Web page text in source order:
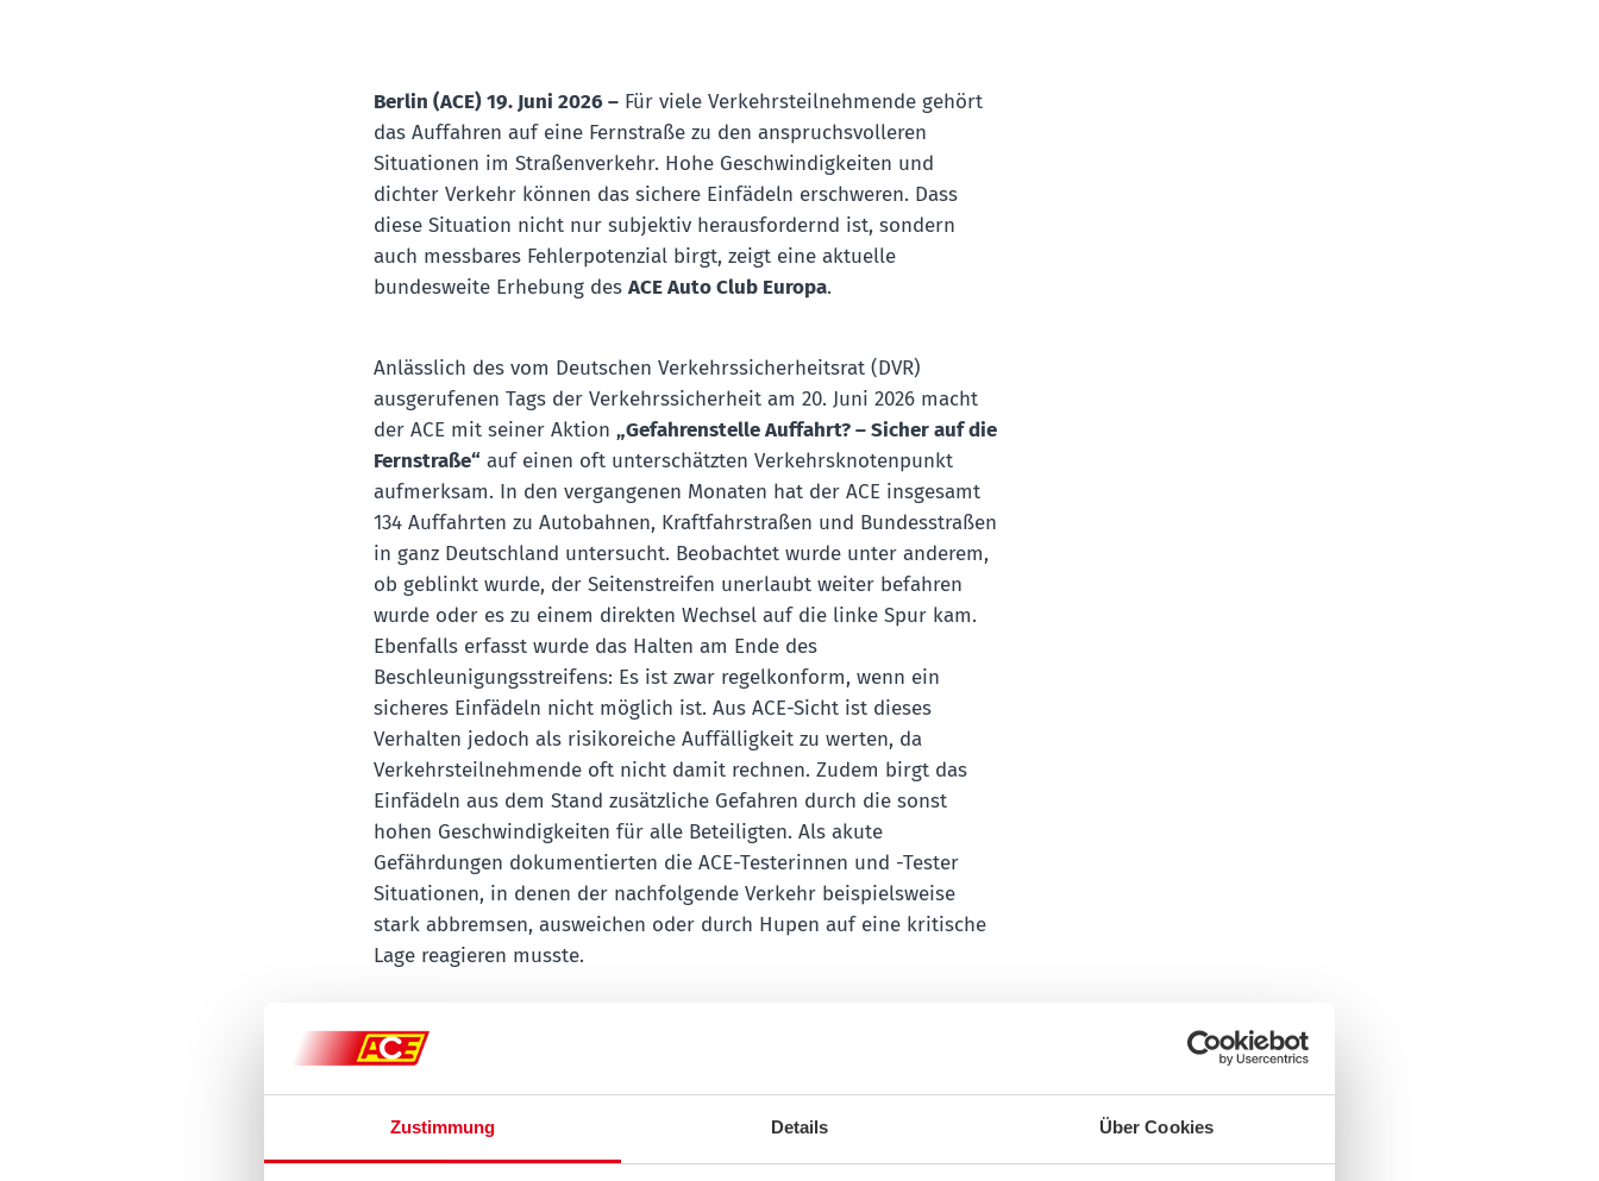
Zustimmung Details Über Cookies
Berlin (ACE) 19. Juni 2026 –Für viele Verkehrsteilnehmende gehört
das Auffahren auf eine Fernstraße zu den anspruchsvolleren
Situationen im Straßenverkehr. Hohe Geschwindigkeiten und
dichter Verkehr können das sichere Einfädeln erschweren. Dass
diese Situation nicht nur subjektiv herausfordernd ist, sondern
auch messbares Fehlerpotenzial birgt, zeigt eine aktuelle
bundesweite Erhebung des ACE Auto Club Europa.
Anlässlich des vom Deutschen Verkehrssicherheitsrat (DVR)
ausgerufenen Tags der Verkehrssicherheit am 20. Juni 2026 macht
der ACE mit seiner Aktion „Gefahrenstelle Auffahrt? – Sicher auf die
Fernstraße“ auf einen oft unterschätzten Verkehrsknotenpunkt
aufmerksam. In den vergangenen Monaten hat der ACE insgesamt
134 Auffahrten zu Autobahnen, Kraftfahrstraßen und Bundesstraßen
in ganz Deutschland untersucht. Beobachtet wurde unter anderem,
ob geblinkt wurde, der Seitenstreifen unerlaubt weiter befahren
wurde oder es zu einem direkten Wechsel auf die linke Spur kam.
Ebenfalls erfasst wurde das Halten am Ende des
Beschleunigungsstreifens: Es ist zwar regelkonform, wenn ein
sicheres Einfädeln nicht möglich ist. Aus ACE-Sicht ist dieses
Verhalten jedoch als risikoreiche Auffälligkeit zu werten, da
Verkehrsteilnehmende oft nicht damit rechnen. Zudem birgt das
Einfädeln aus dem Stand zusätzliche Gefahren durch die sonst
hohen Geschwindigkeiten für alle Beteiligten. Als akute
Gefährdungen dokumentierten die ACE-Testerinnen und -Tester
Situationen, in denen der nachfolgende Verkehr beispielsweise
stark abbremsen, ausweichen oder durch Hupen auf eine kritische
Lage reagieren musste.
Bei insgesamt 17.947 beobachteten Fahrzeugen wurden in 3.595
Fällen (20 Prozent) Auffälligkeiten, Fahrfehler oder Gefährdungen
festgestellt. Bei einzelnen Auffahrvorgängen wurden mehrere Fehler
und Verstöße beobachtet, sodass die ACE-Testerinnen und -Tester
insgesamt 4.044 einzelne Auffälligkeiten dokumentierten.